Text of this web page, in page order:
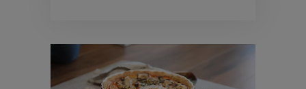
Video-